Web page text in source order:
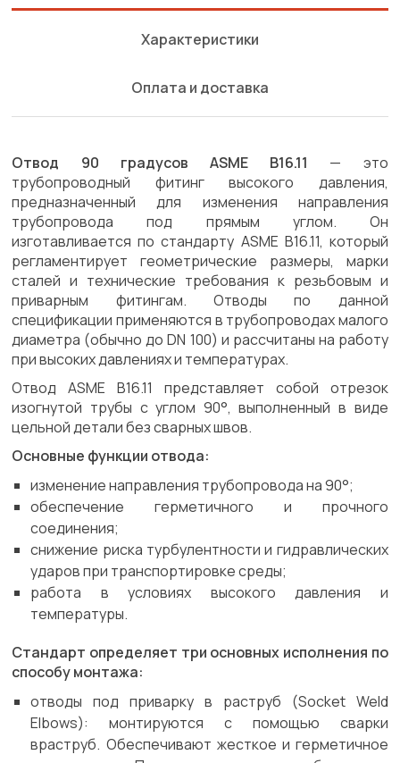
Характеристики
Оплата и доставка
Отвод 90 градусов ASME B16.11 — это
трубопроводный фитинг высокого давления,
предназначенный для изменения направления
трубопровода под прямым углом. Он
изготавливается по стандарту ASME B16.11, который
регламентирует геометрические размеры, марки
сталей и технические требования к резьбовым и
приварным фитингам. Отводы по данной
спецификации применяются в трубопроводах малого
диаметра (обычно до DN 100) и рассчитаны на работу
при высоких давлениях и температурах.
Отвод ASME B16.11 представляет собой отрезок
изогнутой трубы с углом 90°, выполненный в виде
цельной детали без сварных швов.
Основные функции отвода:
изменение направления трубопровода на 90°;
обеспечение герметичного и прочного
соединения;
снижение риска турбулентности и гидравлических
ударов при транспортировке среды;
работа в условиях высокого давления и
температуры.
Стандарт определяет три основных исполнения по
способу монтажа:
отводы под приварку в раструб (Socket Weld
Elbows): монтируются с помощью сварки
враструб. Обеспечивают жесткое и герметичное